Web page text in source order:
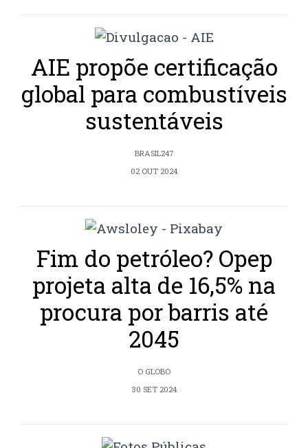
AIE propõe certificação
global para combustíveis
sustentáveis
BRASIL247
02 OUT 2024
Fim do petróleo? Opep
projeta alta de 16,5% na
procura por barris até
2045
O GLOBO
30 SET 2024